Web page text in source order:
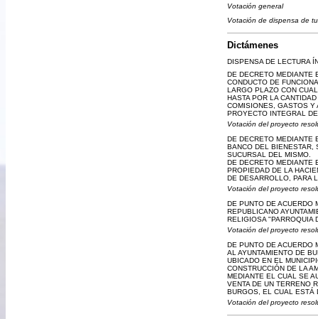
Votación general
Votación de dispensa de
Dictámenes
DISPENSA DE LECTURA
DE DECRETO MEDIANTE
CONDUCTO DE
LARGO PLAZO CON
HASTA POR LA
COMISIONES, GASTOS Y
PROYECTO INTEGRAL
Votación del proyecto
DE DECRETO MEDIANTE
BANCO DEL BIENESTAR,
SUCURSAL DEL MISMO.
DE DECRETO MEDIANTE
PROPIEDAD DE LA
DE DESARROLLO, PARA
Votación del proyecto
DE PUNTO DE ACUERDO
REPUBLICANO
RELIGIOSA "PARROQUIA
Votación del proyecto
DE PUNTO DE ACUERDO
AL AYUNTAMIENTO DE
UBICADO EN EL
CONSTRUCCIÓN DE LA
MEDIANTE EL CUAL SE
VENTA DE UN TERRENO
BURGOS, EL CUAL ESTÁ
Votación del proyecto